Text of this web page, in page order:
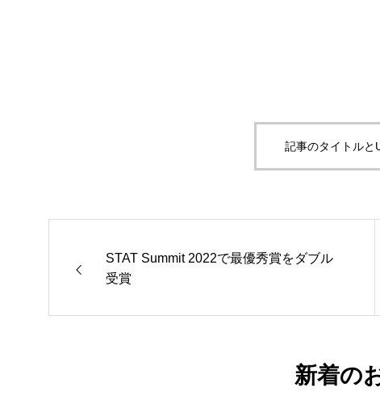
記事のタイトルと
STAT Summit 2022で最優秀賞をダブル
受賞
新着の